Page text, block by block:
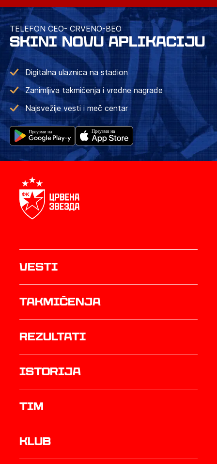
TELEFON CEO- CRVENO-BEO
SKINI NOVU APLIKACIJU
Digitalna ulaznica na stadion
Zanimljiva takmičenja i vredne nagrade
Najsvežije vesti i meč centar
Vesti
Takmičenja
rezultati
istorija
TIM
Klub